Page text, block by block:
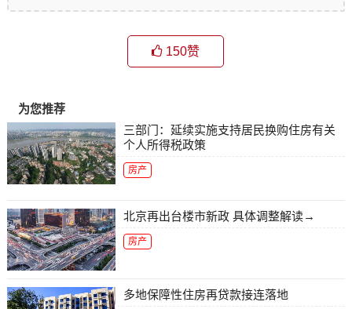
150赞
为您推荐
三部门：延续实施支持居民换购住房有关
个人所得税政策
房产
北京再出台楼市新政 具体调整解读→
房产
多地保障性住房再贷款接连落地